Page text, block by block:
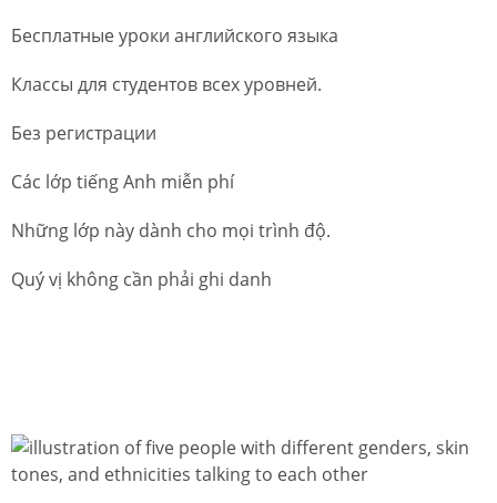
Бесплатные уроки английского языка
Классы для студентов всех уровней.
Без регистрации
Các lớp tiếng Anh miễn phí
Những lớp này dành cho mọi trình độ.
Quý vị không cần phải ghi danh